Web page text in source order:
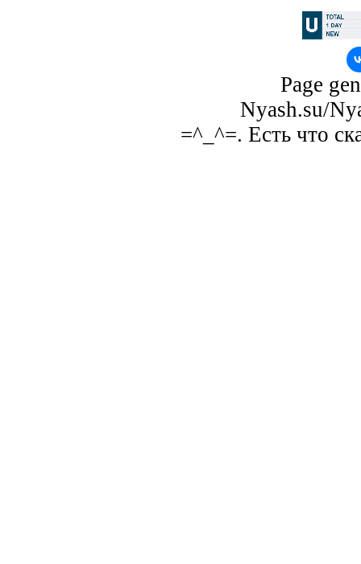
Page
Nyash.su/
=^_^=. Есть что